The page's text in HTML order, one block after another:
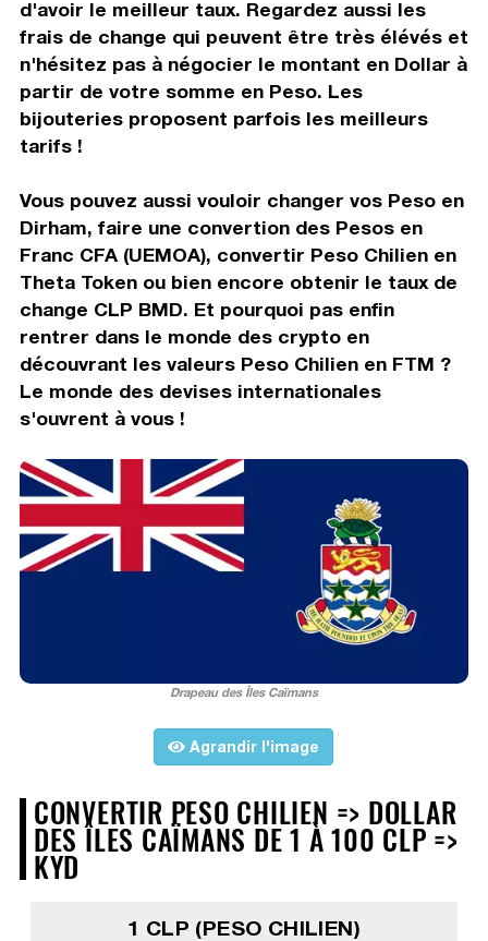
d'avoir le meilleur taux. Regardez aussi les
frais de change qui peuvent être très élévés et
n'hésitez pas à négocier le montant en Dollar à
partir de votre somme en Peso. Les
bijouteries proposent parfois les meilleurs
tarifs !
Vous pouvez aussi vouloir changer vos Peso en
Dirham, faire une convertion des Pesos en
Franc CFA (UEMOA), convertir Peso Chilien en
Theta Token ou bien encore obtenir le taux de
change CLP BMD. Et pourquoi pas enfin
rentrer dans le monde des crypto en
découvrant les valeurs Peso Chilien en FTM ?
Le monde des devises internationales
s'ouvrent à vous !
Drapeau des Îles Caïmans
Agrandir l'image
CONVERTIR PESO CHILIEN => DOLLAR
DES ÎLES CAÏMANS DE 1 À 100 CLP =>
KYD
1 CLP (PESO CHILIEN)